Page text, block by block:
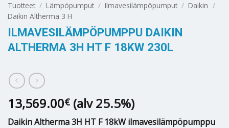
Tuotteet / Lämpöpumput / Ilmavesilämpöpumput / Daikin /
Daikin Altherma 3 H
ILMAVESILÄMPÖPUMPPU DAIKIN
ALTHERMA 3H HT F 18KW 230L
13,569.00€ (alv 25.5%)
Daikin Altherma 3H HT F 18kW ilmavesilämpöpumppu